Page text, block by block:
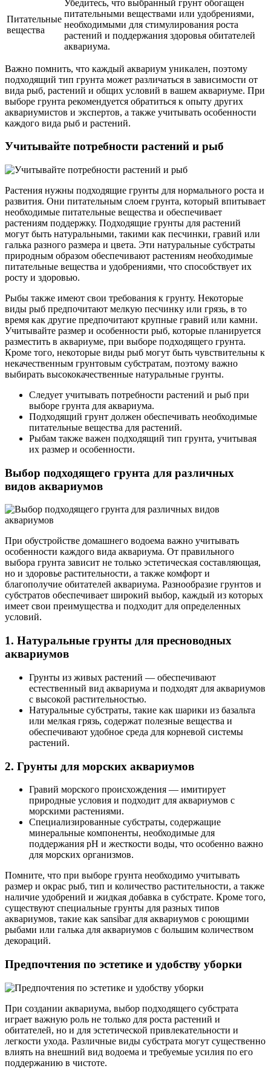
Питательные
вещества
Убедитесь, что выбранный грунт обогащен
питательными веществами или удобрениями,
необходимыми для стимулирования роста
растений и поддержания здоровья обитателей
аквариума.
Важно помнить, что каждый аквариум уникален, поэтому
подходящий тип грунта может различаться в зависимости от
вида рыб, растений и общих условий в вашем аквариуме. При
выборе грунта рекомендуется обратиться к опыту других
аквариумистов и экспертов, а также учитывать особенности
каждого вида рыб и растений.
Учитывайте потребности растений и рыб
Растения нужны подходящие грунты для нормального роста и
развития. Они питательным слоем грунта, который впитывает
необходимые питательные вещества и обеспечивает
растениям поддержку. Подходящие грунты для растений
могут быть натуральными, такими как песчинки, гравий или
галька разного размера и цвета. Эти натуральные субстраты
природным образом обеспечивают растениям необходимые
питательные вещества и удобрениями, что способствует их
росту и здоровью.
Рыбы также имеют свои требования к грунту. Некоторые
виды рыб предпочитают мелкую песчинку или грязь, в то
время как другие предпочитают крупные гравий или камни.
Учитывайте размер и особенности рыб, которые планируется
разместить в аквариуме, при выборе подходящего грунта.
Кроме того, некоторые виды рыб могут быть чувствительны к
некачественным грунтовым субстратам, поэтому важно
выбирать высококачественные натуральные грунты.
Следует учитывать потребности растений и рыб при
выборе грунта для аквариума.
Подходящий грунт должен обеспечивать необходимые
питательные вещества для растений.
Рыбам также важен подходящий тип грунта, учитывая
их размер и особенности.
Выбор подходящего грунта для различных
видов аквариумов
При обустройстве домашнего водоема важно учитывать
особенности каждого вида аквариума. От правильного
выбора грунта зависит не только эстетическая составляющая,
но и здоровье растительности, а также комфорт и
благополучие обитателей аквариума. Разнообразие грунтов и
субстратов обеспечивает широкий выбор, каждый из которых
имеет свои преимущества и подходит для определенных
условий.
1. Натуральные грунты для пресноводных
аквариумов
Грунты из живых растений — обеспечивают
естественный вид аквариума и подходят для аквариумов
с высокой растительностью.
Натуральные субстраты, такие как шарики из базальта
или мелкая грязь, содержат полезные вещества и
обеспечивают удобное среда для корневой системы
растений.
2. Грунты для морских аквариумов
Гравий морского происхождения — имитирует
природные условия и подходит для аквариумов с
морскими растениями.
Специализированные субстраты, содержащие
минеральные компоненты, необходимые для
поддержания pH и жесткости воды, что особенно важно
для морских организмов.
Помните, что при выборе грунта необходимо учитывать
размер и окрас рыб, тип и количество растительности, а также
наличие удобрений и жидкая добавка в субстрате. Кроме того,
существуют специальные грунты для разных типов
аквариумов, такие как sansibar для аквариумов с роющими
рыбами или галька для аквариумов с большим количеством
декораций.
Предпочтения по эстетике и удобству уборки
При создании аквариума, выбор подходящего субстрата
играет важную роль не только для роста растений и
обитателей, но и для эстетической привлекательности и
легкости ухода. Различные виды субстрата могут существенно
влиять на внешний вид водоема и требуемые усилия по его
поддержанию в чистоте.